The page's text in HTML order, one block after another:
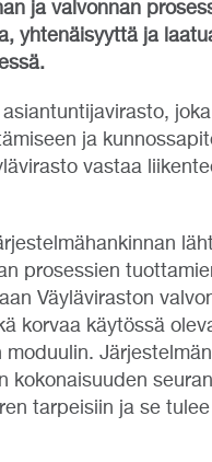
ja valvonnan
yhtenäisyyttä ja
ja
vastaa
prosessien
Väyläviraston
korvaa käytössä
kokonaisuuden
tarpeisiin ja se